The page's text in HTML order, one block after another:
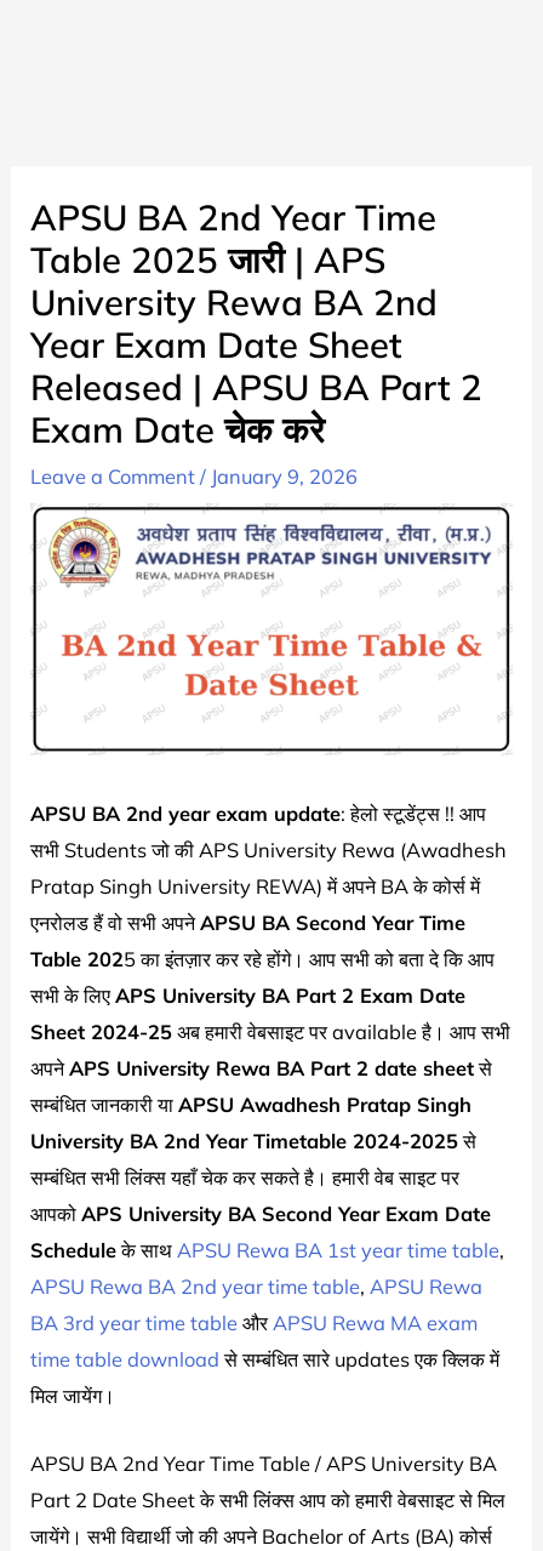
APSU BA 2nd Year Time
Table 2025 जारी | APS
University Rewa BA 2nd
Year Exam Date Sheet
Released | APSU BA Part 2
Exam Date चेक करे
Leave a Comment / January 9, 2026
APSU BA 2nd year exam update: हेलो स्टूडेंट्स !! आप
सभी Students जो की APS University Rewa (Awadhesh
Pratap Singh University REWA) में अपने BA के कोर्स में
एनरोलड हैं वो सभी अपनेAPSU BA Second Year Time
Table 2025 का इंतज़ार कर रहे होंगे। आप सभी को बता दे कि आप
सभी के लिएAPS University BA Part 2 Exam Date
Sheet 2024-25 अब हमारी वेबसाइट पर available है। आप सभी
अपनेAPS University Rewa BA Part 2 date sheetसे
सम्बंधित जानकारी याAPSU Awadhesh Pratap Singh
University BA 2nd Year Timetable 2024-2025से
सम्बंधित सभी लिंक्स यहाँ चेक कर सकते है। हमारी वेब साइट पर
आपकोAPS University BA Second Year Exam Date
Scheduleके साथ APSU Rewa BA 1st year time table,
APSU Rewa BA 2nd year time table, APSU Rewa
BA 3rd year time table और APSU Rewa MA exam
time table download से सम्बंधित सारे updates एक क्लिक में
मिल जायेंग।
APSU BA 2nd Year Time Table / APS University BA
Part 2 Date Sheet के सभी लिंक्स आप को हमारी वेबसाइट से मिल
जायेंगे। सभी विद्यार्थी जो की अपने Bachelor of Arts (BA) कोर्स